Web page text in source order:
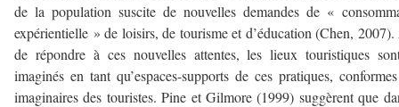
de la population suscite de nouvelles demandes de «
expérientielle » de loisirs, de tourisme et d’éducation (Chen,
de répondre à ces nouvelles attentes, les lieux touristiques
imaginés en tant qu’espaces-supports de ces pratiques,
imaginaires des touristes. Pine et Gilmore (1999) suggèrent que